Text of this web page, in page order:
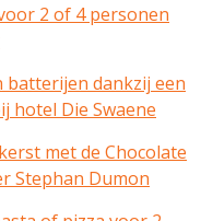
2 of 4 personen
batterijen dankzij een
hotel Die Swaene
met de Chocolate
Stephan Dumon